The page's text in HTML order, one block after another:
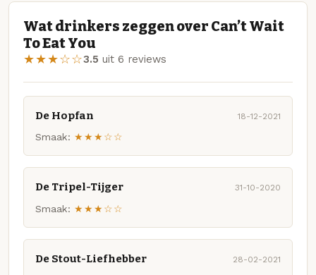
Wat drinkers zeggen over Can’t Wait
To Eat You
★★★☆☆3.5 uit 6 reviews
De Hopfan 18-12-2021
Smaak: ★★★☆☆
De Tripel-Tijger 31-10-2020
Smaak: ★★★☆☆
De Stout-Liefhebber 28-02-2021